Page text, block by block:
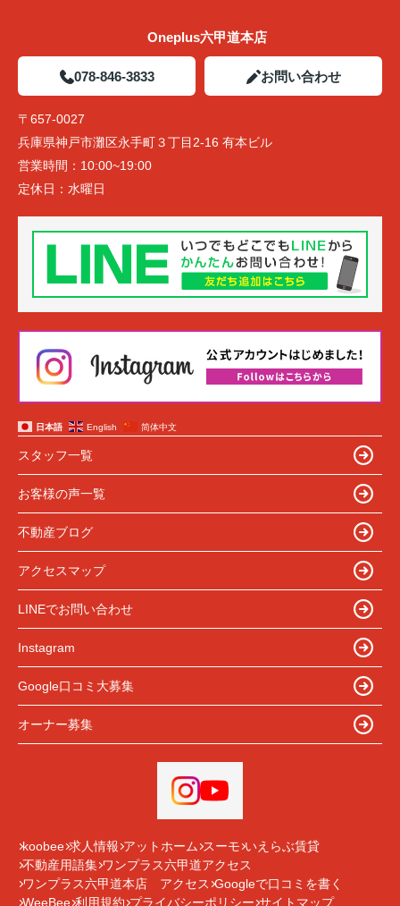
Oneplus六甲道本店
078-846-3833 お問い合わせ
〒657-0027
兵庫県神戸市灘区永手町３丁目2-16 有本ビル
営業時間： 10:00~19:00
定休日： 水曜日
日本語 English 简体中文
スタッフ一覧
お客様の声一覧
不動産ブログ
アクセスマップ
LINEでお問い合わせ
Instagram
Google口コミ大募集
オーナー募集
koobee 求人情報 アットホーム スーモ いえらぶ賃貸
不動産用語集 ワンプラス六甲道アクセス
ワンプラス六甲道本店 アクセス Googleで口コミを書く
WeeBee 利用規約 プライバシーポリシー サイトマップ